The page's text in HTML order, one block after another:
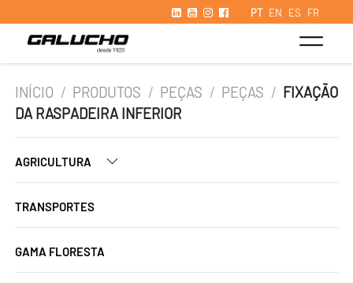
PT EN ES FR
INÍCIO / PRODUTOS / PEÇAS / PEÇAS / FIXAÇÃO
DA RASPADEIRA INFERIOR
AGRICULTURA
TRANSPORTES
GAMA FLORESTA